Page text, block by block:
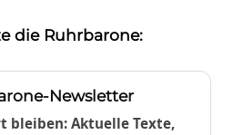
die Ruhrbarone:
Newsletter
bleiben: Aktuelle Texte,